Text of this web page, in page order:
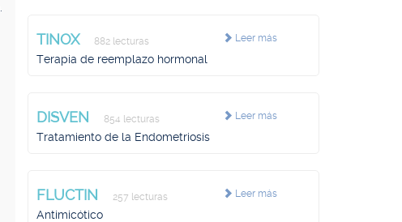
Leer más
TINOX 882 lecturas
Terapia de reemplazo hormonal
Leer más
DISVEN 854 lecturas
Tratamiento de la Endometriosis
Leer más
FLUCTIN 257 lecturas
Antimicótico